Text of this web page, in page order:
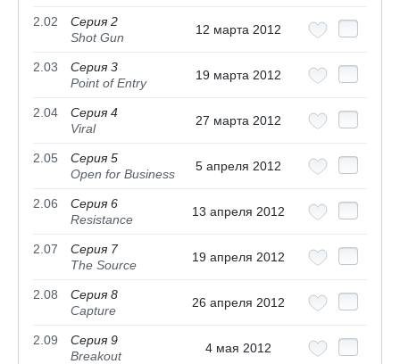
2.02
Серия 2
Shot Gun
12 марта 2012
2.03
Серия 3
Point of Entry
19 марта 2012
2.04
Серия 4
Viral
27 марта 2012
2.05
Серия 5
Open for Business
5 апреля 2012
2.06
Серия 6
Resistance
13 апреля 2012
2.07
Серия 7
The Source
19 апреля 2012
2.08
Серия 8
Capture
26 апреля 2012
2.09
Серия 9
Breakout
4 мая 2012